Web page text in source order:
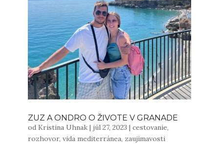
ZUZ A ONDRO O ŽIVOTE V GRANADE
od Kristina Uhnak| júl 27, 2023 | cestovanie,
rozhovor, vida mediterránea, zaujímavosti